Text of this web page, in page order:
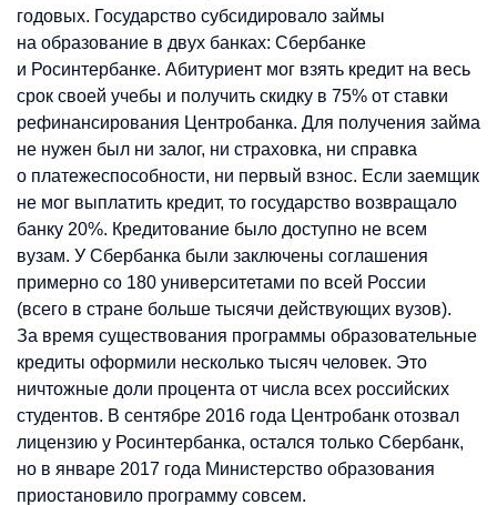
годовых. Государство субсидировало займы
на образование в двух банках: Сбербанке
и Росинтербанке. Абитуриент мог взять кредит на весь
срок своей учебы и получить скидку в 75% от ставки
рефинансирования Центробанка. Для получения займа
не нужен был ни залог, ни страховка, ни справка
о платежеспособности, ни первый взнос. Если заемщик
не мог выплатить кредит, то государство возвращало
банку 20%. Кредитование было доступно не всем
вузам. У Сбербанка были заключены соглашения
примерно со 180 университетами по всей России
(всего в стране больше тысячи действующих вузов).
За время существования программы образовательные
кредиты оформили несколько тысяч человек. Это
ничтожные доли процента от числа всех российских
студентов. В сентябре 2016 года Центробанк отозвал
лицензию у Росинтербанка, остался только Сбербанк,
но в январе 2017 года Министерство образования
приостановило программу совсем.